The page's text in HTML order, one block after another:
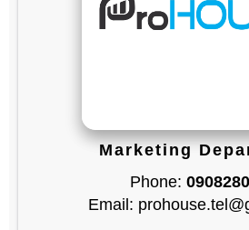
Marketing
Phone:
Email: